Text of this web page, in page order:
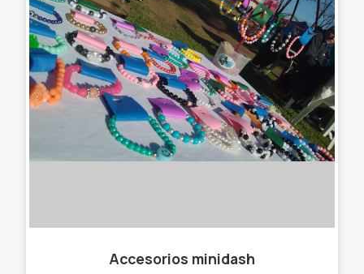
Accesorios minidash